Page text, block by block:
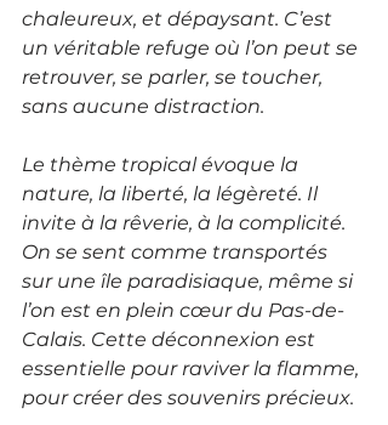
chaleureux, et dépaysant. C’est
un véritable refuge où l’on peut se
retrouver, se parler, se toucher,
sans aucune distraction.
Le thème tropical évoque la
nature, la liberté, la légèreté. Il
invite à la rêverie, à la complicité.
On se sent comme transportés
sur une île paradisiaque, même si
l’on est en plein cœur du Pas-de-
Calais. Cette déconnexion est
essentielle pour raviver la flamme,
pour créer des souvenirs précieux.